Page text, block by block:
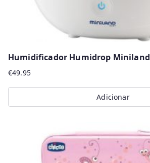
Humidificador Humidrop Miniland
€49.95
Adicionar